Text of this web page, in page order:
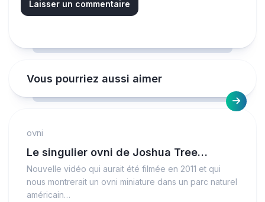
Vous pourriez aussi aimer
ovni
Le singulier ovni de Joshua Tree…
Nouvelle vidéo qui aurait été filmée en 2011 et qui
nous montrerait un ovni miniature dans un parc naturel
américain…